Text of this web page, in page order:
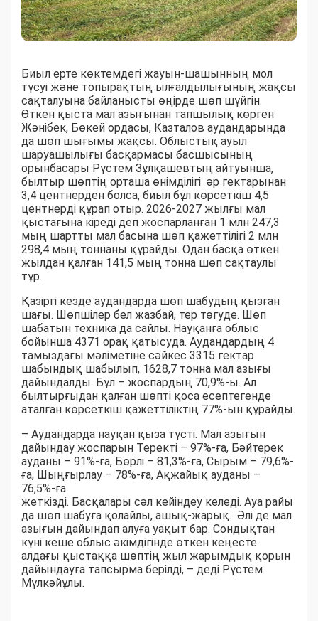
Биыл ерте көктемдегі жауын-шашынның мол
түсуі және топырақтың ылғалдылығының жақсы
сақталуына байланысты өңірде шөп шүйгін.
Өткен қыста мал азығынан тапшылық көрген
Жәнібек, Бөкей ордасы, Казталов аудандарында
да шөп шығымы жақсы. Облыстық ауыл
шаруашылығы басқармасы басшысының
орынбасары Рүстем Зұлқашевтың айтуынша,
былтыр шөптің орташа өнімділігі әр гектарынан
3,4 центнерден болса, биыл бұл көрсеткіш 4,5
центнерді құрап отыр. 2026-2027 жылғы мал
қыстағына кіреді деп жоспарланған 1 млн 247,3
мың шартты мал басына шөп қажеттілігі 2 млн
298,4 мың тоннаны құрайды. Одан басқа өткен
жылдан қалған 141,5 мың тонна шөп сақтаулы
тұр.
Қазіргі кезде аудандарда шөп шабудың қызған
шағы. Шөпшілер бел жазбай, тер төгуде. Шөп
шабатын техника да сайлы. Науқанға облыс
бойынша 4371 орақ қатысуда. Аудандардың 4
тамыздағы мәліметіне сәйкес 3315 гектар
шабындық шабылып, 1628,7 тонна мал азығы
дайындалды. Бұл – жоспардың 70,9%-ы. Ал
былтырғыдан қалған шөпті қоса есептегенде
аталған көрсеткіш қажеттіліктің 77%-ын құрайды.
– Аудандарда науқан қыза түсті. Мал азығын
дайындау жоспарын Теректі – 97%-ға, Бәйтерек
ауданы – 91%-ға, Бөрлі – 81,3%-ға, Сырым – 79,6%-
ға, Шыңғырлау – 78%-ға, Ақжайық ауданы –
76,5%-ға
жеткізді. Басқалары сәл кейіндеу келеді. Ауа райы
да шөп шабуға қолайлы, ашық-жарық. Әлі де мал
азығын дайындап алуға уақыт бар. Сондықтан
күні кеше облыс әкімдігінде өткен кеңесте
алдағы қыстаққа шөптің жыл жарымдық қорын
дайындауға тапсырма берілді, – деді Рүстем
Мүлкәйұлы.